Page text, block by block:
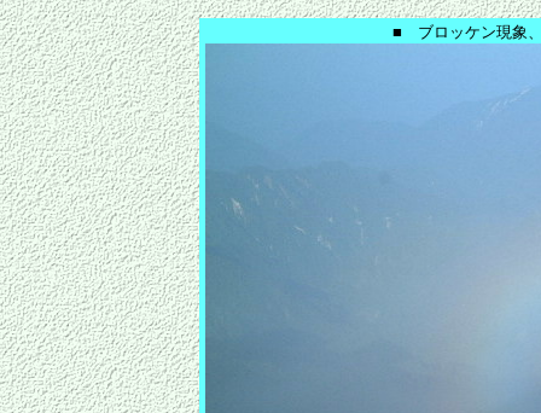
■ ブロッケン現象